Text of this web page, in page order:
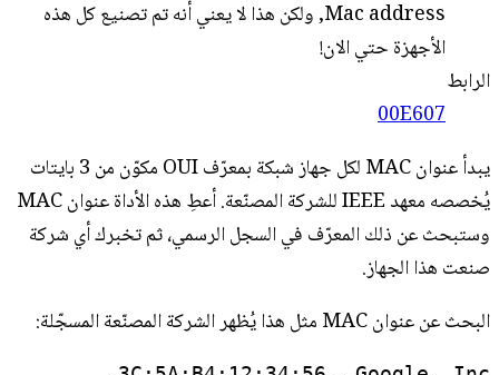
Mac address, ولكن هذا لا يعني أنه تم تصنيع كل هذه
الأجهزة حتي الان!
الرابط
00E607
يبدأ عنوان MAC لكل جهاز شبكة بمعرّف OUI مكوّن من 3 بايتات
يُخصصه معهد IEEE للشركة المصنّعة. أعطِ هذه الأداة عنوان MAC
وستبحث عن ذلك المعرّف في السجل الرسمي، ثم تخبرك أي شركة
صنعت هذا الجهاز.
البحث عن عنوان MAC مثل هذا يُظهر الشركة المصنّعة المسجّلة: